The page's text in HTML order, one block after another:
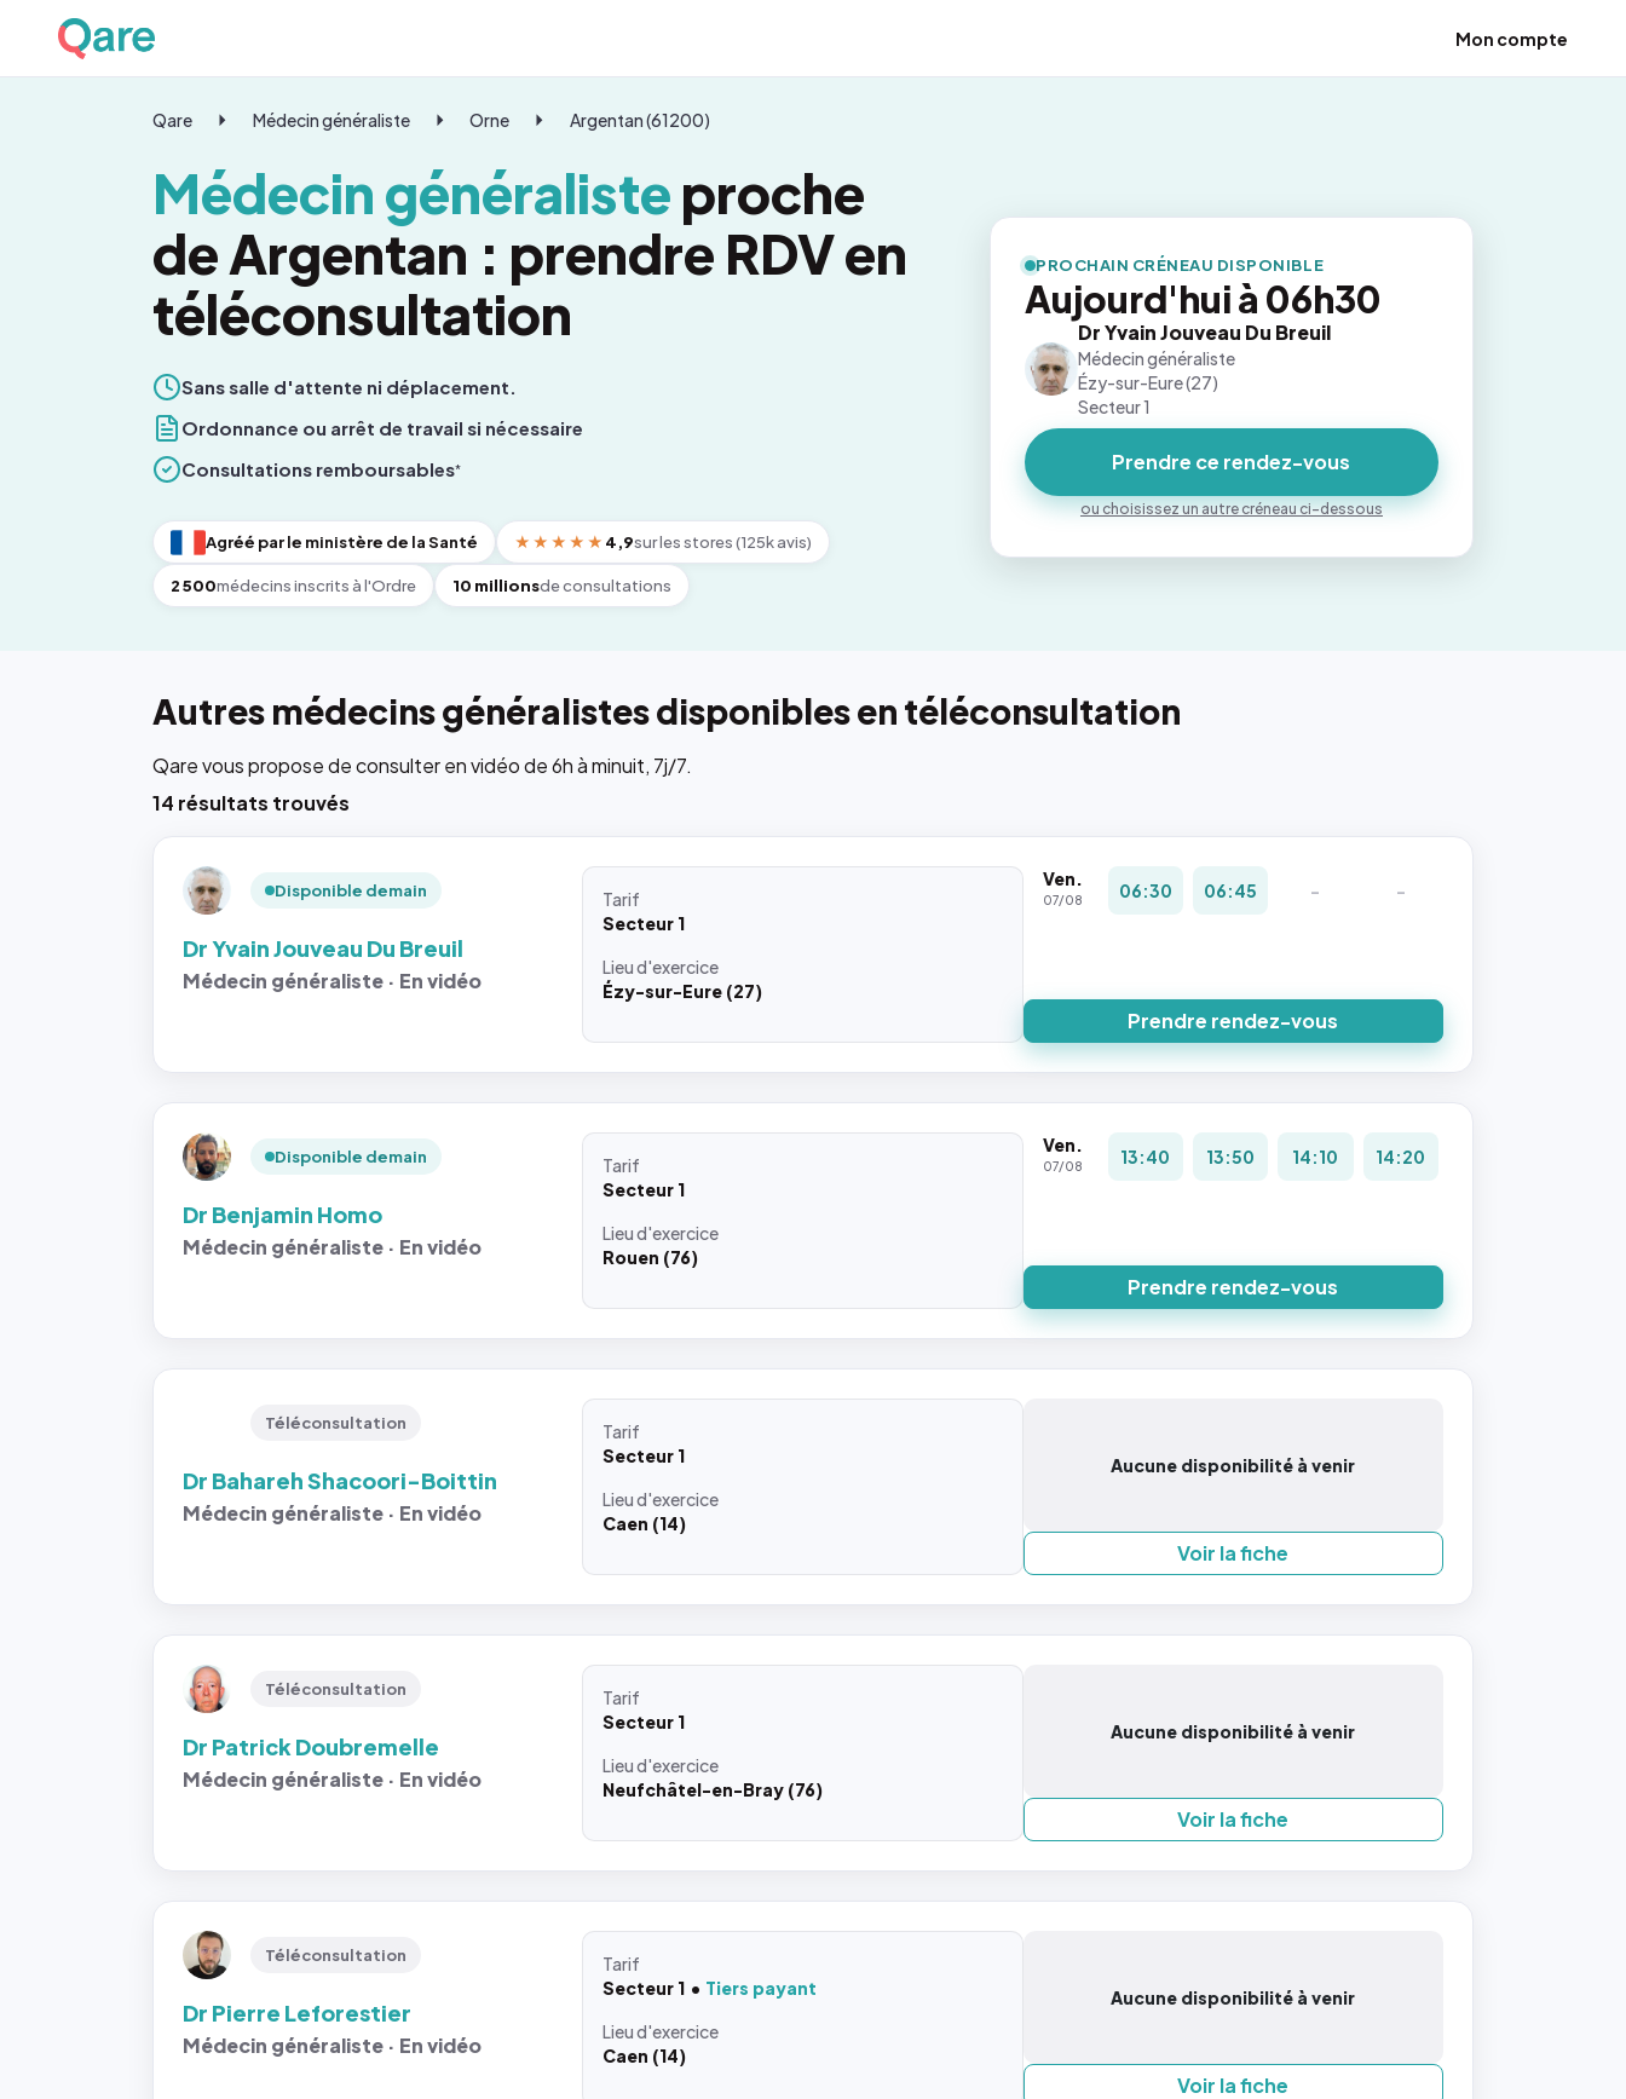
Mon compte
Qare Médecin généraliste Orne Argentan (61200)
Médecin généralisteproche
de Argentan : prendre RDV en
téléconsultation
Sans salle d'attente ni déplacement.
Ordonnance ou arrêt de travail si nécessaire
Consultations remboursables*
Agréé par le ministère de la Santé ★★★★★ 4,9sur les stores (125k avis)
2 500médecins inscrits à l'Ordre 10 millionsde consultations
PROCHAIN CRÉNEAU DISPONIBLE
Aujourd'hui à 06h30
Dr Yvain Jouveau Du Breuil
Médecin généraliste
Ézy-sur-Eure (27)
Secteur 1
Prendre ce rendez-vous
ou choisissez un autre créneau ci-dessous
Autres médecins généralistes disponibles en téléconsultation
Qare vous propose de consulter en vidéo de 6h à minuit, 7j/7.
14 résultats trouvés
Disponible demain
Dr Yvain Jouveau Du Breuil
Médecin généraliste · En vidéo
Tarif
Secteur 1
Lieud'exercice
Ézy-sur-Eure (27)
Ven.
07/08 06:30 06:45 - -
Prendre rendez-vous
Disponible demain
Dr Benjamin Homo
Médecin généraliste · En vidéo
Tarif
Secteur 1
Lieud'exercice
Rouen (76)
Ven.
07/08 13:40 13:50 14:10 14:20
Prendre rendez-vous
Téléconsultation
Dr Bahareh Shacoori-Boittin
Médecin généraliste · En vidéo
Tarif
Secteur 1
Lieud'exercice
Caen (14)
Aucune disponibilité à venir
Voir la fiche
Téléconsultation
Dr Patrick Doubremelle
Médecin généraliste · En vidéo
Tarif
Secteur 1
Lieud'exercice
Neufchâtel-en-Bray (76)
Aucune disponibilité à venir
Voir la fiche
Téléconsultation
Dr Pierre Leforestier
Médecin généraliste · En vidéo
Tarif
Secteur 1
Tiers payant
Lieud'exercice
Caen (14)
Aucune disponibilité à venir
Voir la fiche